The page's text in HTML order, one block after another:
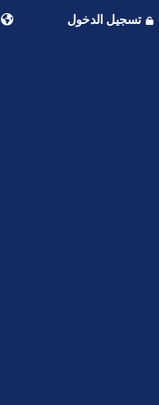
تسجيل الدخول